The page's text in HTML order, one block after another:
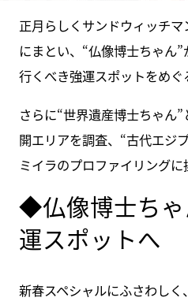
正月らしくサンドウィッチ
にまとい、“仏像博士ちゃん
行くべき強運スポットをめぐ
さらに“世界遺産博士ちゃん
開エリアを調査、“古代エジ
ミイラのプロファイリングに
◆仏像博士ち
運スポットへ
新春スペシャルにふさわし